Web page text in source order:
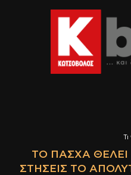
Τι
ΤΟ ΠΆΣΧΑ
ΣΤΉΣΕΙΣ ΤΟ